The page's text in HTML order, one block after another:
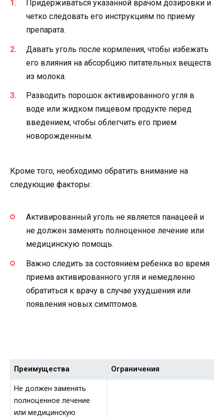
Придерживаться указанной врачом дозировки и
четко следовать его инструкциям по приему
препарата.
Давать уголь после кормления, чтобы избежать
его влияния на абсорбцию питательных веществ
из молока.
Разводить порошок активированного угля в
воде или жидком пищевом продукте перед
введением, чтобы облегчить его прием
новорожденным.
Кроме того, необходимо обратить внимание на
следующие факторы:
Активированный уголь не является панацеей и
не должен заменять полноценное лечение или
медицинскую помощь.
Важно следить за состоянием ребенка во время
приема активированного угля и немедленно
обратиться к врачу в случае ухудшения или
появления новых симптомов.
Преимущества Ограничения
Не должен заменять
полноценное лечение
или медицинскую